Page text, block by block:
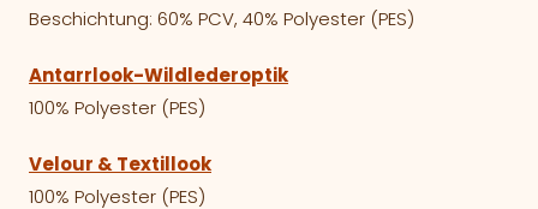
Beschichtung: 60% PCV, 40% Polyester (PES)
Antarrlook-Wildlederoptik
100% Polyester (PES)
Velour & Textillook
100% Polyester (PES)